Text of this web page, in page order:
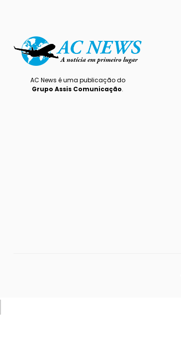
AC News é uma publicação do
Grupo Assis Comunicação.